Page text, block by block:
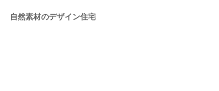
自然素材のデザイン住宅